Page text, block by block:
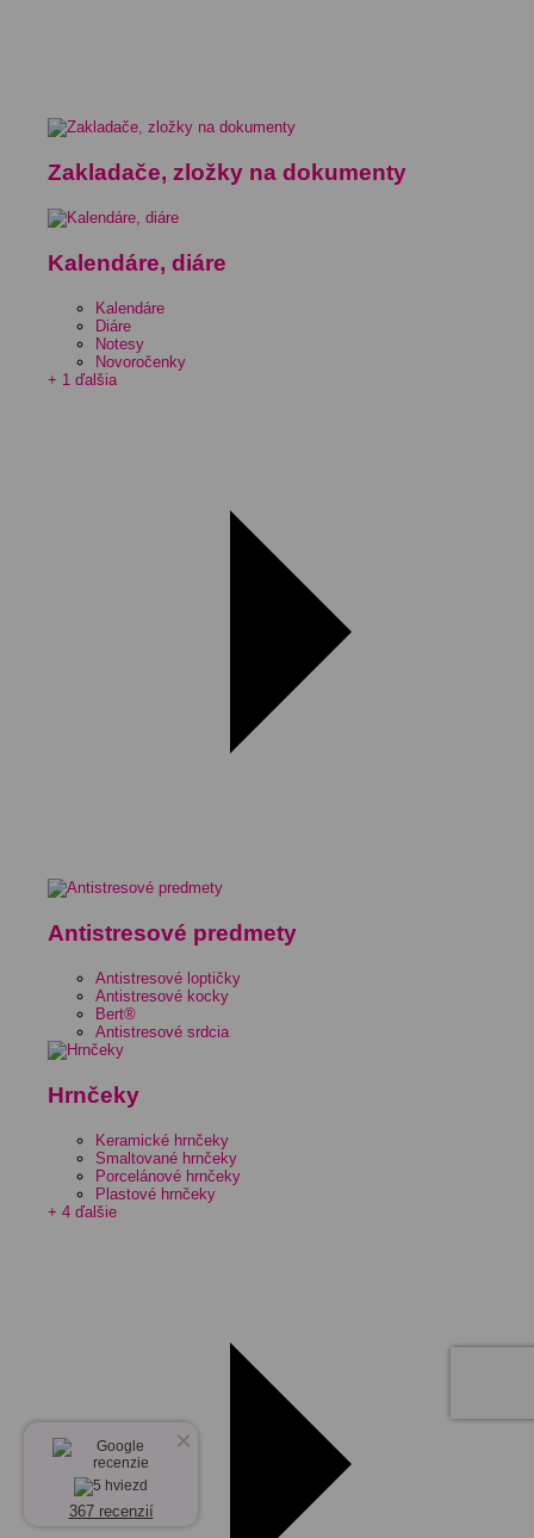
Zakladače, zložky na dokumenty
Kalendáre, diáre
Kalendáre
Diáre
Notesy
Novoročenky
+ 1 ďalšia
Antistresové predmety
Antistresové loptičky
Antistresové kocky
Bert®
Antistresové srdcia
Hrnčeky
Keramické hrnčeky
Smaltované hrnčeky
Porcelánové hrnčeky
Plastové hrnčeky
+ 4 ďalšie
×
367 recenzií